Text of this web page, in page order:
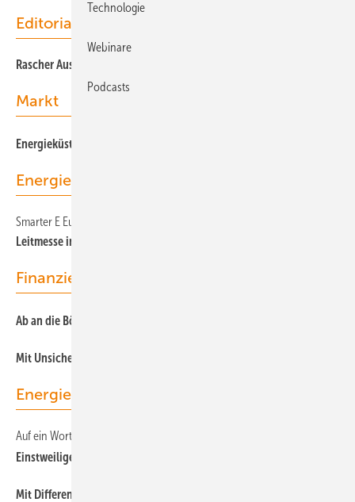
Editorial
Rascher Ausbau ohne Hürden
Markt
Energieküste – Deutschlands Green Energy Valley
Energiemärkte weltweit
Smarter E Europe und Intersolar
Leitmesse in München mit sonnigen Aussichten
Finanzierung
Ab an die Börse?
Mit Unsicherheit richtig umgehen
Energierecht
Auf ein Wort
Einstweilige Genehmigungen
Mit Differenzverträgen Risiken und Überförderung vermeiden
Technologie
Webinare
Podcasts